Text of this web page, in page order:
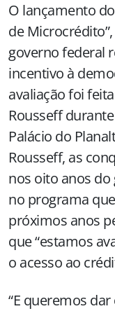
O lançamento
de
governo federal
incentivo à
avaliação foi
Rousseff
Palácio do
Rousseff, as
nos oito anos do
no programa
próximos anos
que “estamos
o acesso ao
“E queremos